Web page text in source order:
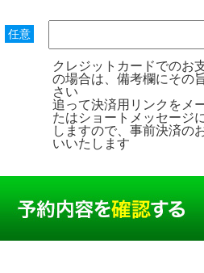
任意
クレジットカードでのお
の場合は、備考欄にその
さい
追って決済用リンクをメ
たはショートメッセージ
しますので、事前決済の
いいたします